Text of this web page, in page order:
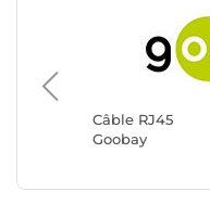
Câble RJ45
Goobay